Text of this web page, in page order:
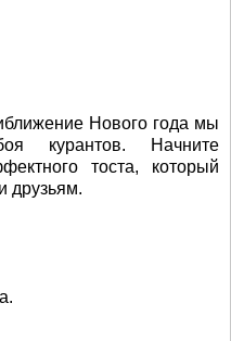
Нового года мы
курантов. Начните
тоста, который
друзьям.